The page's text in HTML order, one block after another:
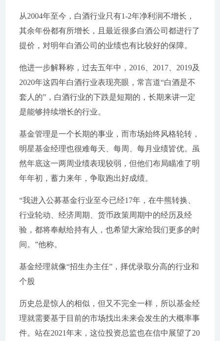
从2004年至今，白酒行业只有1-2年净利润不增长，
其余年份都有所增长，且最近很多白酒公司都进行了
提价，对明年白酒公司的业绩也有比较好的保障。
他进一步解释称，过去五年中，2016、2017、2019及
2020年这四年白酒行业表现亮眼，常言道“白酒是不
套人的”，白酒行业的下跌是短期的，长期来讲一定
是能够持续增长的行业。
基金管理是一个长期的事业，而市场始终风格轮转，
明星基金经理也很难每天、每周、每月业绩皆优。虽
然年底这一两周业绩表现较弱，但他们布局瞄准了明
年年初，蓄力来年，争取跑出好成绩。
“我进入公募基金行业至今已经17年，在牛熊转换、
行业轮动、经济周期、货币政策周期中的经历及经
验，都将奉献给持有人，也希望大家给我们更多的时
间。”他称。
基金经理就像“招生办主任”，择优录取分高的行业和
个股
历史总是惊人的相似，但又不完全一样，所以基金经
理就需要基于目前的市场找出未来会发生的大概率事
件。站在2021年末，这位投资总监也在信中展望了20